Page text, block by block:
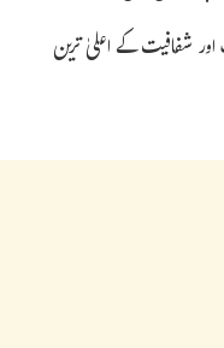
شفافیت کے اعلیٰ ترین